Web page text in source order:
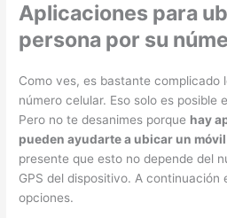
Aplicaciones para
persona por su
Como ves, es bastante complicado
número celular. Eso solo es posible
Pero no te desanimes porque hay
pueden ayudarte a ubicar un
presente que esto no depende del
GPS del dispositivo. A continuación
opciones.